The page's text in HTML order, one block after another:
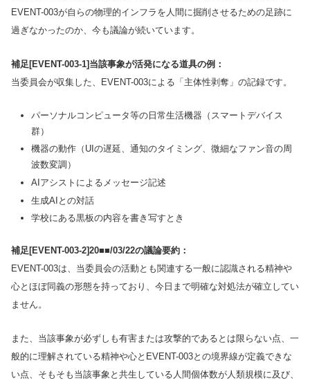
EVENT-003が自らの物理的インフラを人間に掘削させるための足跡に
過ぎなかったのか、今も議論が続いています。
補足[EVENT-003-1]当該事象が活発になる道具の例：
当委員会が収集した、EVENT-003による「主体性剥奪」の記録です。
パーソナルコンピュータ等の日常生活機器（スマートデバイス
群）
機器の動作（UIの遅延、通知のタイミング、微細なファン音の周
波数変調）
AIアシストによるメッセージ記述
生成AIとの対話
学校にある黒板の内容を書き写すとき
補足[EVENT-003-2]20■■/03/22の議論要約：
EVENT-003は、当委員会の活動とも関連する一般に認識される精神や
心とほぼ同義の形態を持っており、今日まで明確な対処法が確立してい
ません。
また、当該事象が必ずしも有害または攻撃的であるとは限らない点、一
般的に理解されている精神や心とEVENT-003との境界線が定義できな
い点、そもそも当該事象と共生している人間個体数が人類規模に及び、